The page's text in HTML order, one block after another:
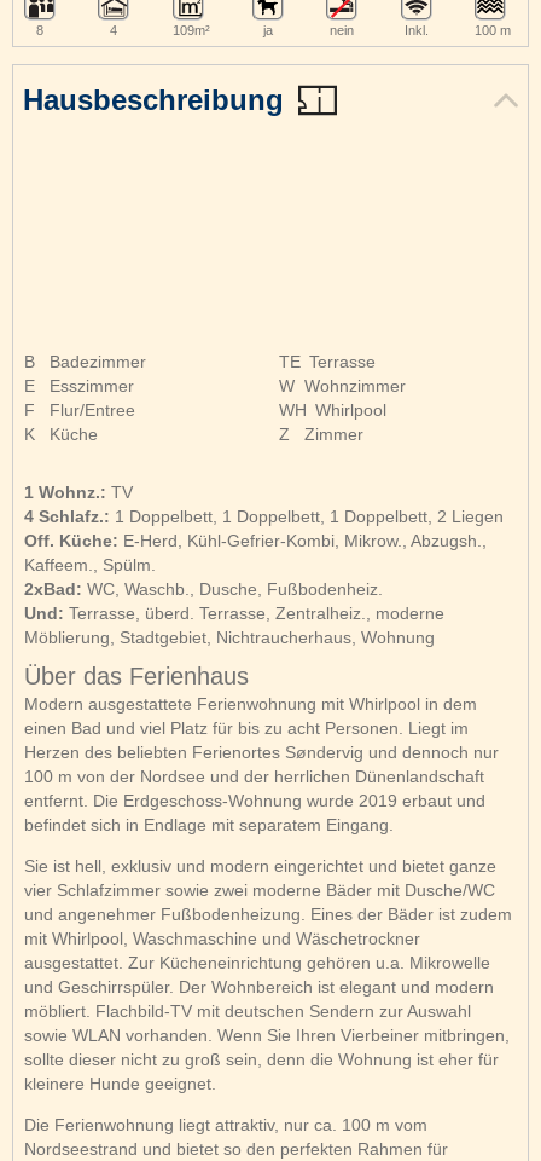
Hausbeschreibung
B
Badezimmer
E
Esszimmer
F
Flur/Entree
K
Küche
TE Terrasse
W Wohnzimmer
WH Whirlpool
Z
Zimmer
1 Wohnz.: TV
4 Schlafz.: 1 Doppelbett, 1 Doppelbett, 1 Doppelbett, 2 Liegen
Off. Küche: E-Herd, Kühl-Gefrier-Kombi, Mikrow., Abzugsh.,
Kaffeem., Spülm.
2xBad: WC, Waschb., Dusche, Fußbodenheiz.
Und: Terrasse, überd. Terrasse, Zentralheiz., moderne
Möblierung, Stadtgebiet, Nichtraucherhaus, Wohnung
Über das Ferienhaus
Modern ausgestattete Ferienwohnung mit Whirlpool in dem
einen Bad und viel Platz für bis zu acht Personen. Liegt im
Herzen des beliebten Ferienortes Søndervig und dennoch nur
100 m von der Nordsee und der herrlichen Dünenlandschaft
entfernt. Die Erdgeschoss-Wohnung wurde 2019 erbaut und
befindet sich in Endlage mit separatem Eingang.
Sie ist hell, exklusiv und modern eingerichtet und bietet ganze
vier Schlafzimmer sowie zwei moderne Bäder mit Dusche/WC
und angenehmer Fußbodenheizung. Eines der Bäder ist zudem
mit Whirlpool, Waschmaschine und Wäschetrockner
ausgestattet. Zur Kücheneinrichtung gehören u.a. Mikrowelle
und Geschirrspüler. Der Wohnbereich ist elegant und modern
möbliert. Flachbild-TV mit deutschen Sendern zur Auswahl
sowie WLAN vorhanden. Wenn Sie Ihren Vierbeiner mitbringen,
sollte dieser nicht zu groß sein, denn die Wohnung ist eher für
kleinere Hunde geeignet.
Die Ferienwohnung liegt attraktiv, nur ca. 100 m vom
Nordseestrand und bietet so den perfekten Rahmen für
8 4 109m² ja nein Inkl. 100 m